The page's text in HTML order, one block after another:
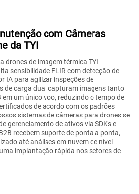
com Câmeras
da TYI
drones de imagem térmica TYI
sensibilidade FLIR com detecção de
IA para agilizar inspeções de
de carga dual capturam imagens tanto
um único voo, reduzindo o tempo de
de acordo com os padrões
sistemas de câmeras para drones se
gerenciamento de ativos via SDKs e
recebem suporte de ponta a ponta,
até análises em nuvem de nível
implantação rápida nos setores de